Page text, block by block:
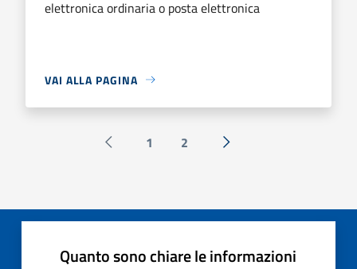
elettronica ordinaria o posta elettronica
VAI ALLA PAGINA
Pagina precedente
1 2 Successiva »
Quanto sono chiare le informazioni